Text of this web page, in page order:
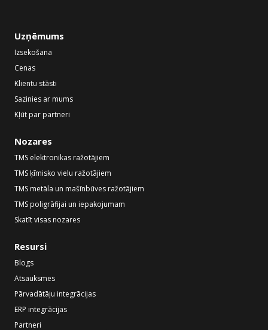
Uzņēmums
Izsekošana
Cenas
Klientu stāsti
Sazinies ar mums
Kļūt par partneri
Nozares
TMS elektronikas ražotājiem
TMS ķīmisko vielu ražotājiem
TMS metāla un mašīnbūves ražotājiem
TMS poligrāfijai un iepakojumam
Skatīt visas nozares
Resursi
Blogs
Atsauksmes
Pārvadātāju integrācijas
ERP integrācijas
Partneri